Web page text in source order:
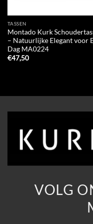
TASSEN
Montado Kurk
– Natuurlijke Elegant voor
Dag MA0224
€47,50
VOLG